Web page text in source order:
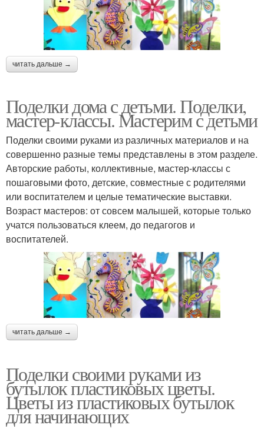
читать дальше →
Поделки дома с детьми. Поделки,
мастер-классы. Мастерим с детьми
Поделки своими руками из различных материалов и на
совершенно разные темы представлены в этом разделе.
Авторские работы, коллективные, мастер-классы с
пошаговыми фото, детские, совместные с родителями
или воспитателем и целые тематические выставки.
Возраст мастеров: от совсем малышей, которые только
учатся пользоваться клеем, до педагогов и
воспитателей.
читать дальше →
Поделки своими руками из
бутылок пластиковых цветы.
Цветы из пластиковых бутылок
для начинающих